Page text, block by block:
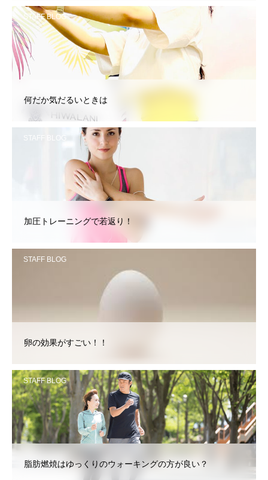
STAFF BLOG
何だか気だるいときは
STAFF BLOG
加圧トレーニングで若返り！
STAFF BLOG
卵の効果がすごい！！
STAFF BLOG
脂肪燃焼はゆっくりのウォーキングの方が良い？